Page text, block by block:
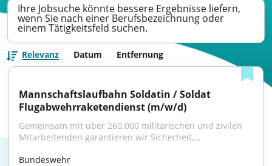
Ihre Jobsuche könnte bessere Ergebnisse liefern,
wenn Sie nach einer Berufsbezeichnung oder
einem Tätigkeitsfeld suchen.
Relevanz Datum Entfernung
Mannschaftslaufbahn Soldatin / Soldat
Flugabwehrraketendienst (m/w/d)
Gemeinsam mit über 260.000 militärischen und zivilen
Mitarbeitenden garantieren wir Sicherheit,...
Bundeswehr